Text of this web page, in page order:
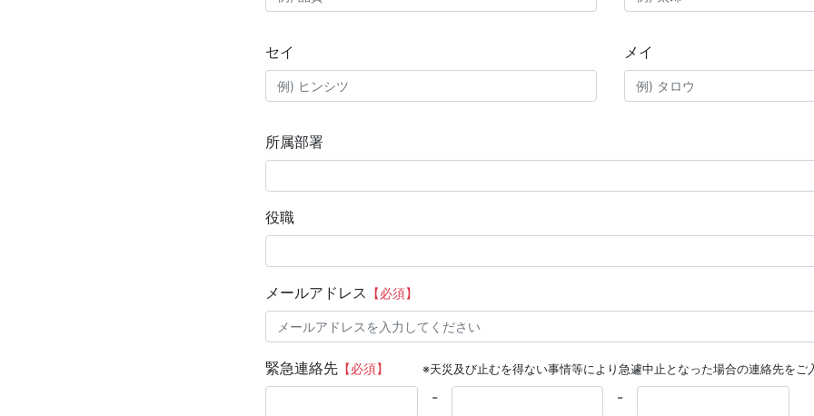
セイ メイ
所属部署
役職
メールアドレス 【必須】
緊急連絡先 【必須】 ※天災及び止むを得ない事情等により急遽中止となった場合の連絡先をご
- -